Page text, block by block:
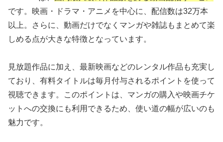
です。映画・ドラマ・アニメを中心に、配信数は32万本
以上。さらに、動画だけでなくマンガや雑誌もまとめて楽
しめる点が大きな特徴となっています。
見放題作品に加え、最新映画などのレンタル作品も充実し
ており、有料タイトルは毎月付与されるポイントを使って
視聴できます。このポイントは、マンガの購入や映画チケ
ットへの交換にも利用できるため、使い道の幅が広いのも
魅力です。